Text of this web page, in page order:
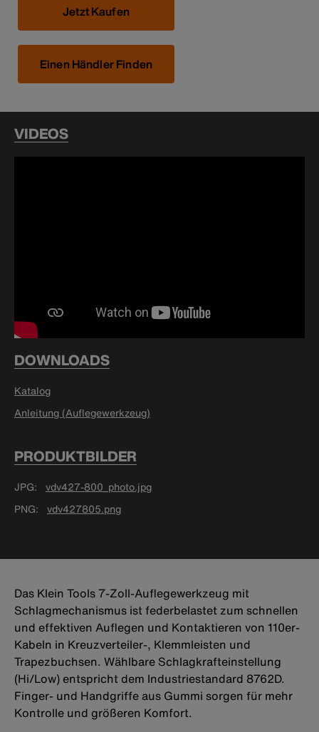
Jetzt Kaufen
Einen Händler Finden
VIDEOS
DOWNLOADS
Katalog
Anleitung (Auflegewerkzeug)
PRODUKTBILDER
JPG
vdv427-800_photo.jpg
PNG
vdv427805.png
Das Klein Tools 7-Zoll-Auflegewerkzeug mit
Schlagmechanismus ist federbelastet zum schnellen
und effektiven Auflegen und Kontaktieren von 110er-
Kabeln in Kreuzverteiler-, Klemmleisten und
Trapezbuchsen. Wählbare Schlagkrafteinstellung
(Hi/Low) entspricht dem Industriestandard 8762D.
Finger- und Handgriffe aus Gummi sorgen für mehr
Kontrolle und größeren Komfort.